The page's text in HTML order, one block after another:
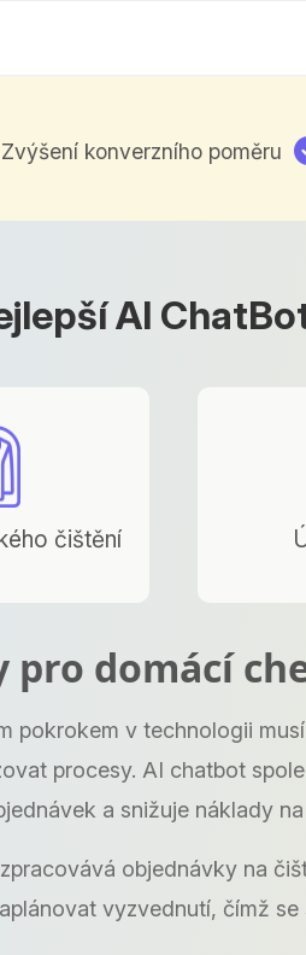
Zvýšení konverzního poměru
AI
čištění
pro domácí
pokrokem v technologii
procesy. AI chatbot
a snižuje náklady
objednávky na
vyzvednutí, čímž